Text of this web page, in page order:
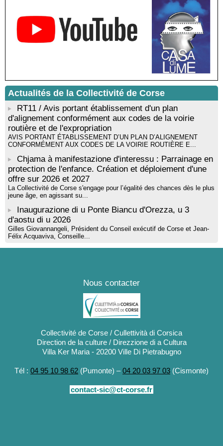
Rencontre / dédicace avec Lucrèce Luciani autour de son
livre « La ballade du pendu du Niolu» - Mediateca territuriale di
Santa Lucia di Tallà
Mise en musique d’un livre jeunesse par Annik Meschinet,
musicienne pédagogue : Ateliers d’expression sonore, vocale,
rythmique et corporelle - Mediateca territuriale di Santa Lucia di
! Événement reporté ! Cycle de conférences peinture animé
par Alexandre Dominati - Mediateca territuriale di Santa Lucia di
Tallà
Actualités de la Collectivité de Corse
RT11 / Avis portant établissement d'un plan
d'alignement conformément aux codes de la voirie
routière et de l'expropriation
AVIS PORTANT ÉTABLISSEMENT D’UN PLAN D’ALIGNEMENT
CONFORMÉMENT AUX CODES DE LA VOIRIE ROUTIÈRE E...
Chjama à manifestazione d'interessu : Parrainage en
protection de l'enfance. Création et déploiement d'une
offre sur 2026 et 2027
La Collectivité de Corse s'engage pour l’égalité des chances dès le plus
jeune âge, en agissant su...
Inaugurazione di u Ponte Biancu d'Orezza, u 3
d'aostu di u 2026
Gilles Giovannangeli, Président du Conseil exécutif de Corse et Jean-
Félix Acquaviva, Conseille...
Nous contacter
Collectivité de Corse / Cullettività di Corsica
Direction de la culture / Direzzione di a Cultura
Villa Ker Maria - 20200 Ville Di Pietrabugno
Tél : 04 95 10 98 62 (Pumonte) –04 20 03 97 03 (Cismonte)
contact-sic@ct-corse.fr